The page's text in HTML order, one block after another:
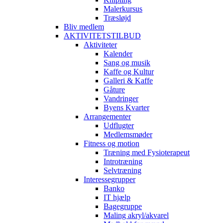
Malerkursus
Træsløjd
Bliv medlem
AKTIVITETSTILBUD
Aktiviteter
Kalender
Sang og musik
Kaffe og Kultur
Galleri & Kaffe
Gåture
Vandringer
Byens Kvarter
Arrangementer
Udflugter
Medlemsmøder
Fitness og motion
Træning med Fysioterapeut
Introtræning
Selvtræning
Interessegrupper
Banko
IT hjælp
Bagegruppe
Maling akryl/akvarel